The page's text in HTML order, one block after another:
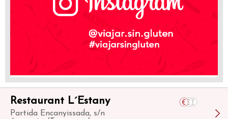
Restaurant L´Estany
Partida Encanyissada, s/n